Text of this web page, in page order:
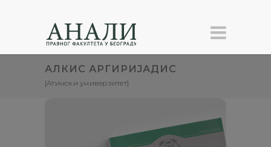
АЛКИС АРГИРИЈАДИС
[Атински универзитет]